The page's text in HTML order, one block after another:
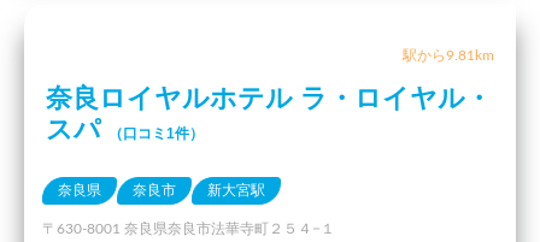
駅から9.81km
奈良ロイヤルホテル ラ・ロイヤル・
スパ
（口コミ1件）
奈良県 奈良市 新大宮駅
〒630-8001 奈良県奈良市法華寺町２５４−１